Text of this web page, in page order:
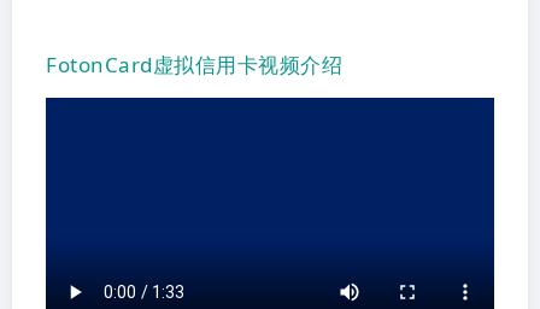
FotonCard虚拟信用卡视频介绍